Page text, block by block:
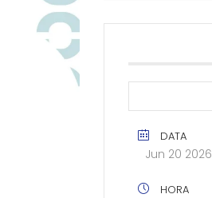
DATA
Jun 20 2026
HORA